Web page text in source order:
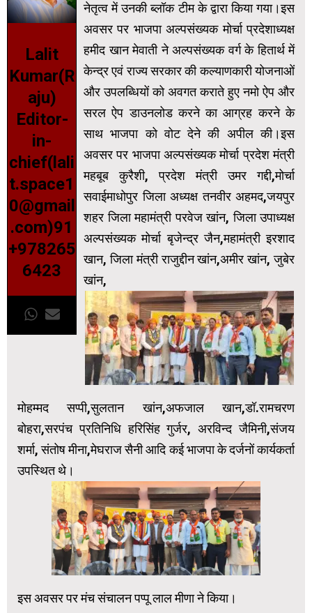
Lalit
Kumar(R
aju)
Editor-
in-
chief(lali
t.space1
0@gmail
.com)91
+978265
6423
नेतृत्व में उनकी ब्लॉक टीम के द्वारा किया गया।इस
अवसर पर भाजपा अल्पसंख्यक मोर्चा प्रदेशाध्यक्ष
हमीद खान मेवाती ने अल्पसंख्यक वर्ग के हितार्थ में
केन्द्र एवं राज्य सरकार की कल्याणकारी योजनाओं
और उपलब्धियों को अवगत कराते हुए नमो ऐप और
सरल ऐप डाउनलोड करने का आग्रह करने के
साथ भाजपा को वोट देने की अपील की।इस
अवसर पर भाजपा अल्पसंख्यक मोर्चा प्रदेश मंत्री
महबूब कुरैशी, प्रदेश मंत्री उमर गद्दी,मोर्चा
सवाईमाधोपुर जिला अध्यक्ष तनवीर अहमद,जयपुर
शहर जिला महामंत्री परवेज खांन, जिला उपाध्यक्ष
अल्पसंख्यक मोर्चा बृजेन्द्र जैन,महामंत्री इरशाद
खान, जिला मंत्री राजुद्दीन खांन,अमीर खांन, जुबेर
खांन,
मोहम्मद सप्पी,सुलतान खांन,अफजाल खान,डॉ.रामचरण
बोहरा,सरपंच प्रतिनिधि हरिसिंह गुर्जर, अरविन्द जैमिनी,संजय
शर्मा, संतोष मीना,मेघराज सैनी आदि कई भाजपा के दर्जनों कार्यकर्ता
उपस्थित थे।
इस अवसर पर मंच संचालन पप्पू लाल मीणा ने किया।